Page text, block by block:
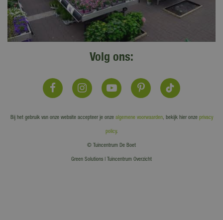
Volg ons:
Bij het gebruik van onze website accepteer je onze algemene voorwaarden, bekijk hier onze privacy
policy.
© Tuincentrum De Boet
Green Solutions | Tuincentrum Overzicht